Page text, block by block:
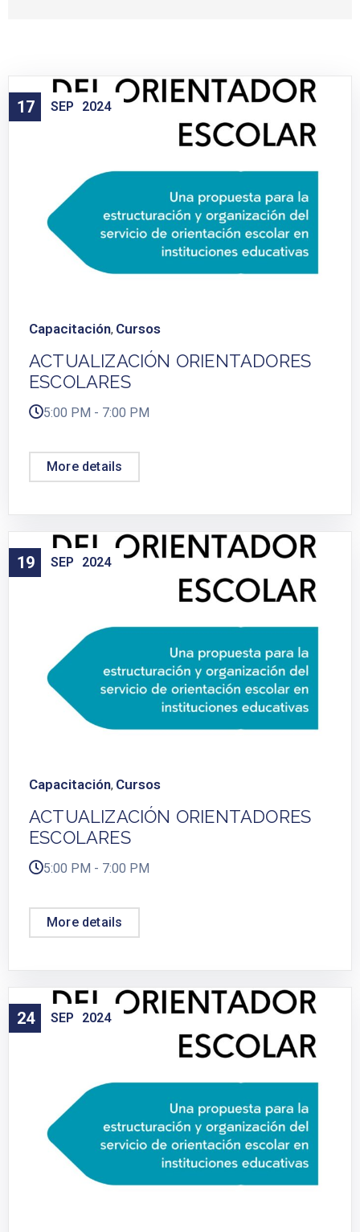
17 SEP 2024
Capacitación, Cursos
ACTUALIZACIÓN ORIENTADORES
ESCOLARES
5:00 PM - 7:00 PM
More details
19 SEP 2024
Capacitación, Cursos
ACTUALIZACIÓN ORIENTADORES
ESCOLARES
5:00 PM - 7:00 PM
More details
24 SEP 2024